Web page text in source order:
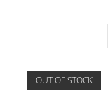
OUT OF STOCK